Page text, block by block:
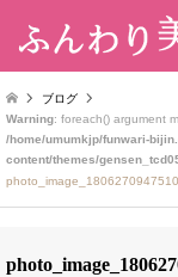
ブログ
Warning: foreach() argument
/home/umumkjp/funwari-
content/themes/
photo_image_1806270947510